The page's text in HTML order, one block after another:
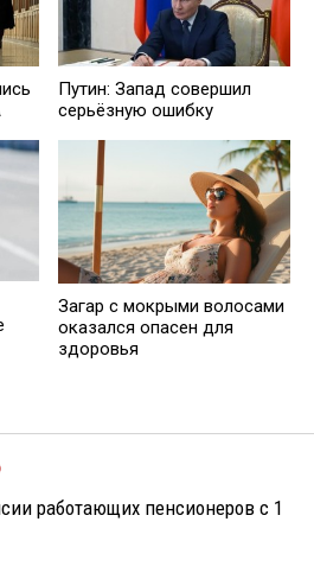
Путин: Запад совершил
серьёзную ошибку
Загар с мокрыми волосами
оказался опасен для
здоровья
работающих пенсионеров с 1